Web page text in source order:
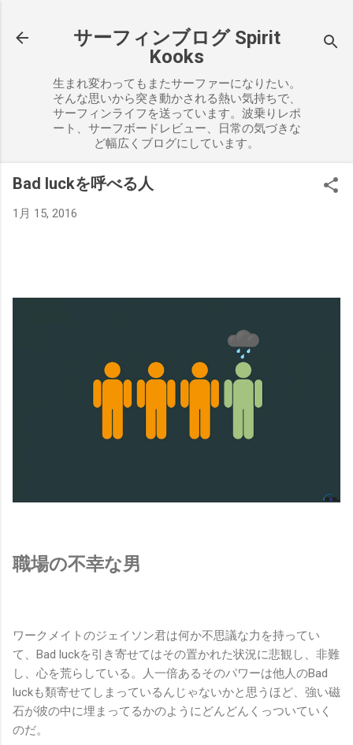
サーフィンブログ Spirit
Kooks
生まれ変わってもまたサーファーになりたい。
そんな思いから突き動かされる熱い気持ちで、
サーフィンライフを送っています。波乗りレポ
ート、サーフボードレビュー、日常の気づきな
ど幅広くブログにしています。
Bad luckを呼べる人
1月 15, 2016
職場の不幸な男
ワークメイトのジェイソン君は何か不思議な力を持ってい
て、Bad luckを引き寄せてはその置かれた状況に悲観し、非難
し、心を荒らしている。人一倍あるそのパワーは他人のBad
luckも類寄せてしまっているんじゃないかと思うほど、強い磁
石が彼の中に埋まってるかのようにどんどんくっついていく
のだ。